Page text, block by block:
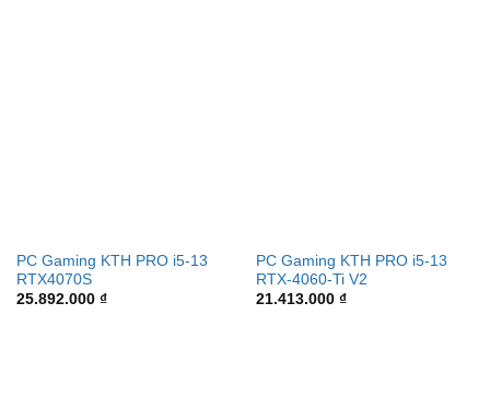
PC Gaming KTH PRO i5-13
RTX4070S
25.892.000 ₫
PC Gaming KTH PRO i5-13
RTX-4060-Ti V2
21.413.000 ₫